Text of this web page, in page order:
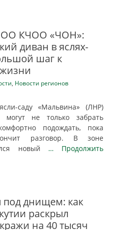
КЧОО «ЧОН»:
диван в яслях-
шаг к
, Новости регионов
саду «Мальвина» (ЛНР)
могут не только забрать
подождать, пока
разговор. В зоне
новый … Продолжить
под днищем: как
раскрыл
на 40 тысяч